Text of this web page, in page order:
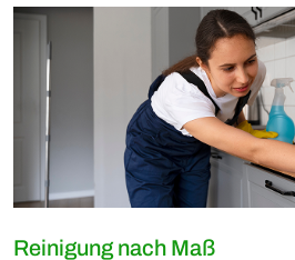
Reinigung nach Maß